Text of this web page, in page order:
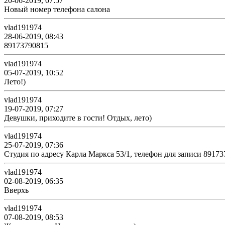
Новый номер телефона салона
vlad191974
28-06-2019, 08:43
89173790815
vlad191974
05-07-2019, 10:52
Лето!)
vlad191974
19-07-2019, 07:27
Девушки, приходите в гости! Отдых, лето)
vlad191974
25-07-2019, 07:36
Студия по адресу Карла Маркса 53/1, телефон для записи
vlad191974
02-08-2019, 06:35
Вверхъ
vlad191974
07-08-2019, 08:53